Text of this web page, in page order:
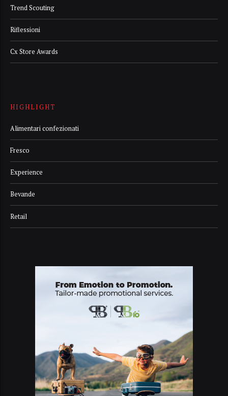
Trend Scouting
Riflessioni
Cx Store Awards
HIGHLIGHT
Alimentari confezionati
Fresco
Experience
Bevande
Retail